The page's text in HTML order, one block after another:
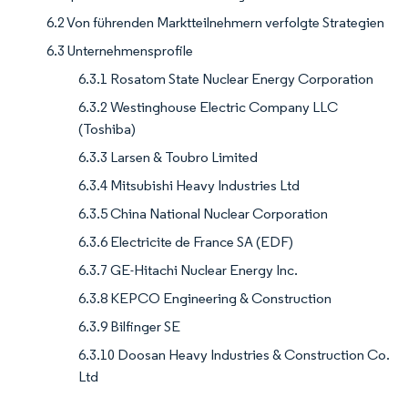
6.2 Von führenden Marktteilnehmern verfolgte Strategien
6.3 Unternehmensprofile
6.3.1 Rosatom State Nuclear Energy Corporation
6.3.2 Westinghouse Electric Company LLC
(Toshiba)
6.3.3 Larsen & Toubro Limited
6.3.4 Mitsubishi Heavy Industries Ltd
6.3.5 China National Nuclear Corporation
6.3.6 Electricite de France SA (EDF)
6.3.7 GE-Hitachi Nuclear Energy Inc.
6.3.8 KEPCO Engineering & Construction
6.3.9 Bilfinger SE
6.3.10 Doosan Heavy Industries & Construction Co.
Ltd